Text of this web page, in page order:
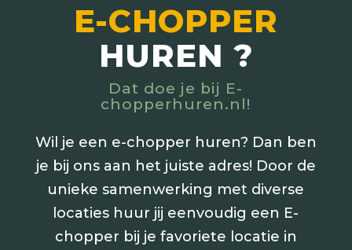
E-CHOPPER
HUREN ?
Dat doe je bij E-
chopperhuren.nl!
Wil je een e-chopper huren? Dan ben
je bij ons aan het juiste adres! Door de
unieke samenwerking met diverse
locaties huur jij eenvoudig een E-
chopper bij je favoriete locatie in